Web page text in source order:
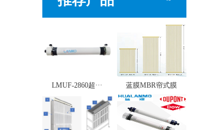
LMUF-2860超··· 蓝膜MBR帘式膜